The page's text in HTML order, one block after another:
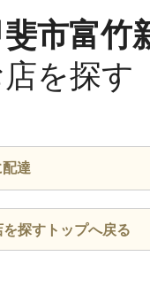
市富竹
を探す
達
を探すトップへ戻る